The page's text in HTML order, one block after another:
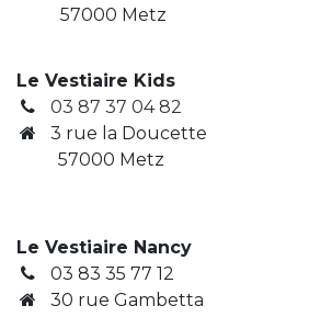
57000 Metz
Le Vestiaire Kids
03 87 37 04 82
3 rue la Doucette
​ 57000 Metz
Le Vestiaire Nancy
03 83 35 77 12
30 rue Gambetta